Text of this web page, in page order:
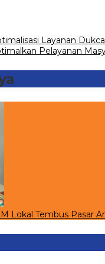
Layanan
Pelayanan
Lokal Tembus Pasar